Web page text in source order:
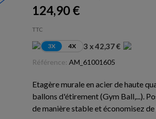
124,90 €
TTC
3X 4X 3 x 42,37 €
Référence: AM_61001605
Etagère murale en acier de haute
ballons d'étirement (Gym Ball,...).
de manière stable et économisez de